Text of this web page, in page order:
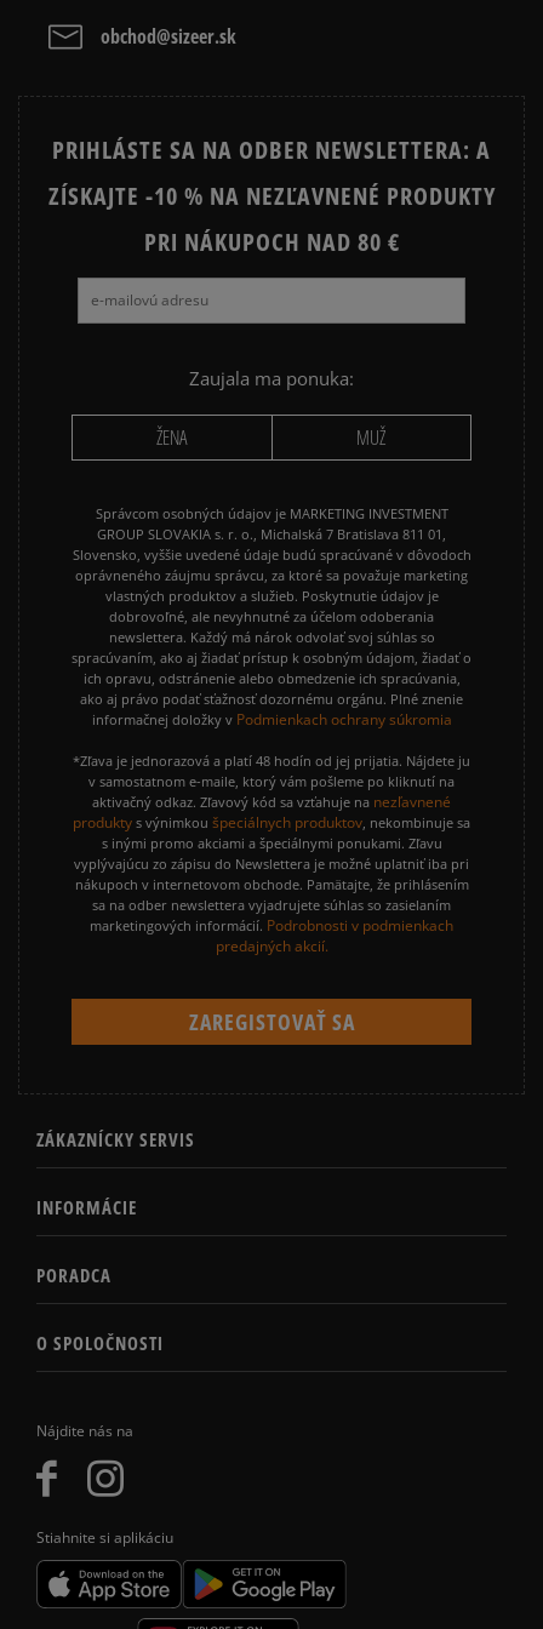
obchod@sizeer.sk
Nájdite nás na
Stiahnite si aplikáciu
PRIHLÁSTE SA NA ODBER NEWSLETTERA: A
ZÍSKAJTE -10 % NA NEZĽAVNENÉ PRODUKTY
PRI NÁKUPOCH NAD 80 €
Zaujala ma ponuka:
ŽENA MUŽ
Správcom osobných údajov je MARKETING INVESTMENT
GROUP SLOVAKIA s. r. o., Michalská 7 Bratislava 811 01,
Slovensko, vyššie uvedené údaje budú spracúvané v dôvodoch
oprávneného záujmu správcu, za ktoré sa považuje marketing
vlastných produktov a služieb. Poskytnutie údajov je
dobrovoľné, ale nevyhnutné za účelom odoberania
newslettera. Každý má nárok odvolať svoj súhlas so
spracúvaním, ako aj žiadať prístup k osobným údajom, žiadať o
ich opravu, odstránenie alebo obmedzenie ich spracúvania,
ako aj právo podať sťažnosť dozornému orgánu. Plné znenie
informačnej doložky v Podmienkach ochrany súkromia
*Zľava je jednorazová a platí 48 hodín od jej prijatia. Nájdete ju
v samostatnom e-maile, ktorý vám pošleme po kliknutí na
aktivačný odkaz. Zľavový kód sa vzťahuje na nezľavnené
produkty s výnimkou špeciálnych produktov , nekombinuje sa
s inými promo akciami a špeciálnymi ponukami. Zľavu
vyplývajúcu zo zápisu do Newslettera je možné uplatniť iba pri
nákupoch v internetovom obchode. Pamätajte, že prihlásením
sa na odber newslettera vyjadrujete súhlas so zasielaním
marketingových informácií. Podrobnosti v podmienkach
predajných akcií.
ZÁKAZNÍCKY SERVIS
INFORMÁCIE
PORADCA
O SPOLOČNOSTI